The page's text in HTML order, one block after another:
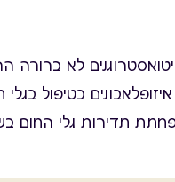
לא
בטיפול